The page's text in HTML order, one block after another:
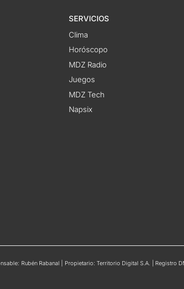
SERVICIOS
Clima
Horóscopo
MDZ Radio
Juegos
MDZ Tech
Napsix
Rubén Rabanal | Propietario: Territorio Digital S.A. | Registro